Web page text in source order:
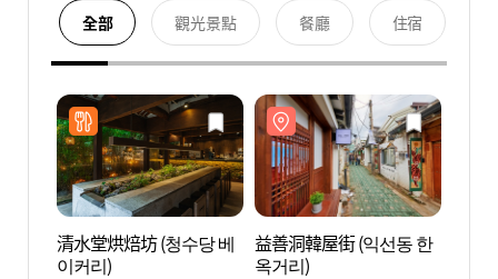
全部 觀光景點 餐廳 住宿
清水堂烘焙坊 (청수당 베
이커리)
益善洞韓屋街 (익선동 한
옥거리)